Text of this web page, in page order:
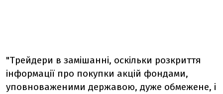
"Трейдери в замішанні, оскільки розкриття
інформації про покупки акцій фондами,
уповноваженими державою, дуже обмежене, і